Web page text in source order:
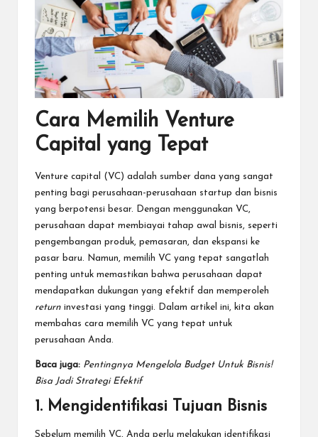
Cara Memilih Venture
Capital yang Tepat
Venture capital (VC) adalah sumber dana yang sangat
penting bagi perusahaan-perusahaan startup dan bisnis
yang berpotensi besar. Dengan menggunakan VC,
perusahaan dapat membiayai tahap awal bisnis, seperti
pengembangan produk, pemasaran, dan ekspansi ke
pasar baru. Namun, memilih VC yang tepat sangatlah
penting untuk memastikan bahwa perusahaan dapat
mendapatkan dukungan yang efektif dan memperoleh
return investasi yang tinggi. Dalam artikel ini, kita akan
membahas cara memilih VC yang tepat untuk
perusahaan Anda.
Baca juga: Pentingnya Mengelola Budget Untuk Bisnis!
Bisa Jadi Strategi Efektif
1. Mengidentifikasi Tujuan Bisnis
Sebelum memilih VC, Anda perlu melakukan identifikasi